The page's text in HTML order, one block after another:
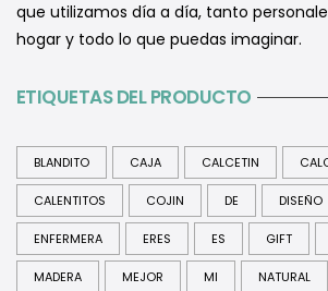
que utilizamos día a día, tanto
hogar y todo lo que puedas imaginar.
ETIQUETAS DEL PRODUCTO
BLANDITO CAJA CALCETIN
CALENTITOS COJIN DE DISEÑO
ENFERMERA ERES ES GIFT
MADERA MEJOR MI NATURAL